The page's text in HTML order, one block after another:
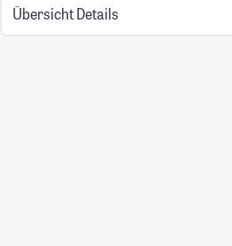
Übersicht Details